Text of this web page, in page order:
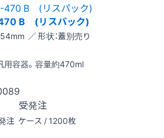
B (リスパック)
／ 形状：蓋別売り
用容器。容量約470ml
受発注
注 ケース / 1200枚